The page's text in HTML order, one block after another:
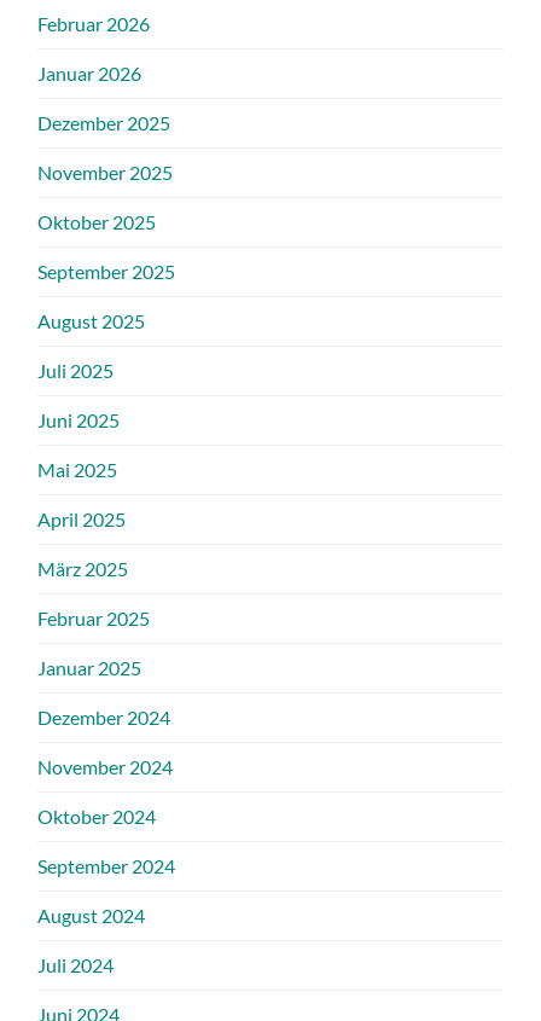
Februar 2026
Januar 2026
Dezember 2025
November 2025
Oktober 2025
September 2025
August 2025
Juli 2025
Juni 2025
Mai 2025
April 2025
März 2025
Februar 2025
Januar 2025
Dezember 2024
November 2024
Oktober 2024
September 2024
August 2024
Juli 2024
Juni 2024